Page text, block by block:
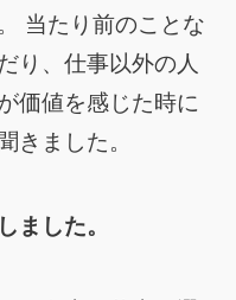
当たり前のことな
り、仕事以外の人
価値を感じた時に
きました。
ました。